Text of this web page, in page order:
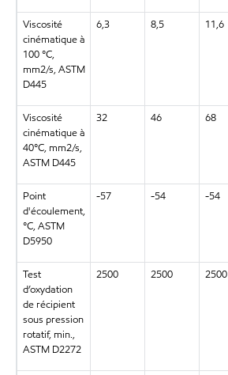
Viscosité
cinématique à
100 °C,
mm2/s, ASTM
D445
6,3 8,5 11,6
Viscosité
cinématique à
40°C, mm2/s,
ASTM D445
32 46 68
Point
d'écoulement,
°C, ASTM
D5950
-57 -54 -54
Test
d’oxydation
de récipient
sous pression
rotatif, min.,
ASTM D2272
2500 2500 2500